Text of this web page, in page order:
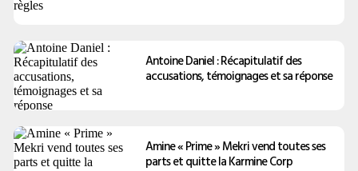
Antoine Daniel : Récapitulatif des
accusations, témoignages et sa réponse
Amine « Prime » Mekri vend toutes ses
parts et quitte la Karmine Corp